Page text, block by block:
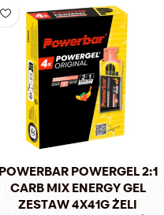
POWERBAR POWERGEL 2:1
CARB MIX ENERGY GEL
ZESTAW 4X41G ŻELI